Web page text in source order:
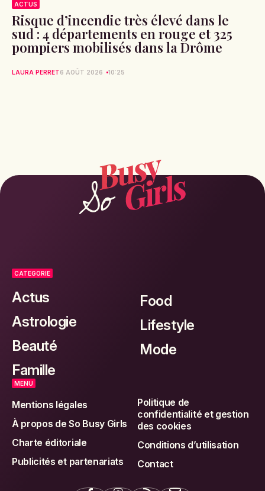
ACTUS
Risque d’incendie très élevé dans le
sud : 4 départements en rouge et 325
pompiers mobilisés dans la Drôme
LAURA PERRET6 AOÛT 2026 10:25
CATEGORIE
Actus
Astrologie
Beauté
Famille
Food
Lifestyle
Mode
MENU
Mentions légales
À propos de So Busy Girls
Charte éditoriale
Publicités et partenariats
Politique de
confidentialité et gestion
des cookies
Conditions d’utilisation
Contact